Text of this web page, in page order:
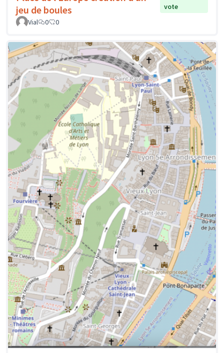
jeu de boules
vote
Vial
0 0